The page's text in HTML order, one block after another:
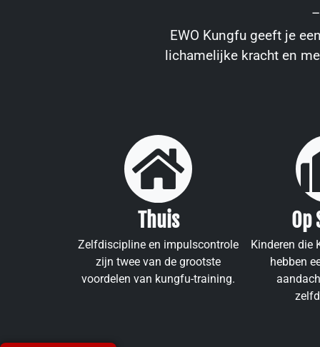
EWO Kungfu geeft je
lichamelijke kracht en
Thuis
Zelfdiscipline en impulscontrole
zijn twee van de grootste
voordelen van kungfu-training.
Op
Kinderen die
hebben